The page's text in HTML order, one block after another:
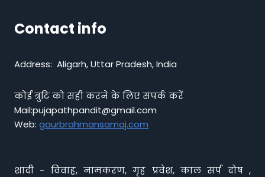
Contact info
Address: Aligarh, Uttar Pradesh, India
कोई त्रुटि को सही करने के लिए संपर्क करें
Mail:pujapathpandit@gmail.com
Web: gaurbrahmansamaj.com
शादी - विवाह, नामकरण, गृह प्रवेश, काल सर्प दोष ,